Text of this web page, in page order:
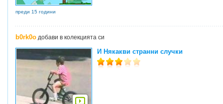
преди 15 години
b0rk0o добави в колекцията си
И Някакви странни случки